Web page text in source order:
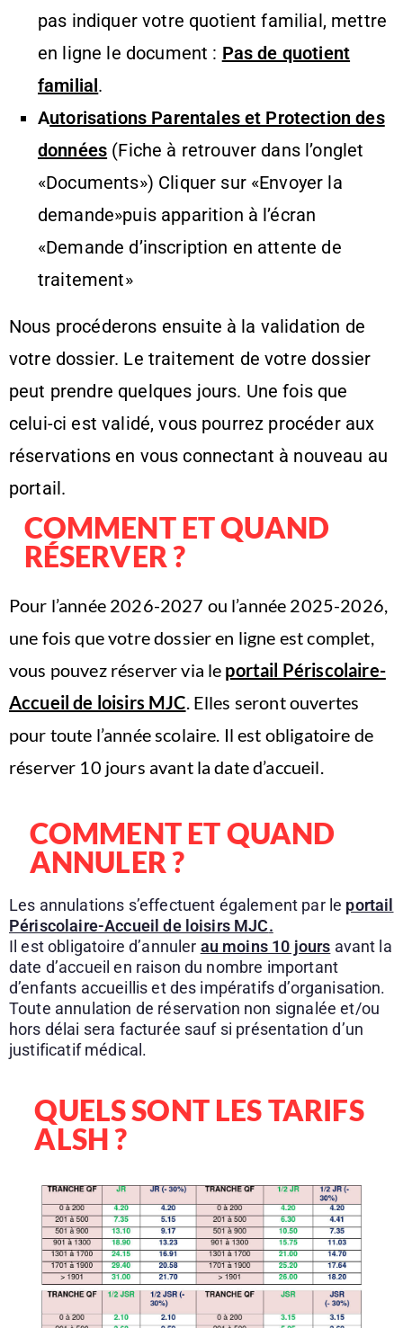
pas indiquer votre quotient familial, mettre
en ligne le document : Pas de quotient
familial.
Autorisations Parentales et Protection des
données (Fiche à retrouver dans l’onglet
«Documents») Cliquer sur «Envoyer la
demande»puis apparition à l’écran
«Demande d’inscription en attente de
traitement»
Nous procéderons ensuite à la validation de
votre dossier. Le traitement de votre dossier
peut prendre quelques jours. Une fois que
celui-ci est validé, vous pourrez procéder aux
réservations en vous connectant à nouveau au
portail.
COMMENT ET QUAND
RÉSERVER ?
Pour l’année 2026-2027 ou l’année 2025-2026,
une fois que votre dossier en ligne est complet,
vous pouvez réserver via le portail Périscolaire-
Accueil de loisirs MJC. Elles seront ouvertes
pour toute l’année scolaire. Il est obligatoire de
réserver 10 jours avant la date d’accueil.
COMMENT ET QUAND
ANNULER ?
Les annulations s’effectuent également par le portail
Périscolaire-Accueil de loisirs MJC.
Il est obligatoire d’annuler au moins 10 jours avant la
date d’accueil en raison du nombre important
d’enfants accueillis et des impératifs d’organisation.
Toute annulation de réservation non signalée et/ou
hors délai sera facturée sauf si présentation d’un
justificatif médical.
QUELS SONT LES TARIFS
ALSH ?